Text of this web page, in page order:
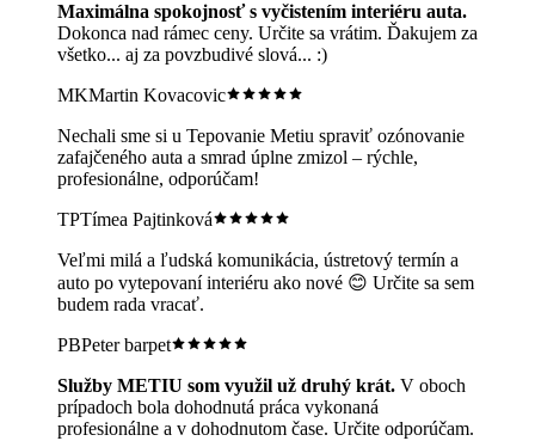
Maximálna spokojnosť s vyčistením interiéru auta.
Dokonca nad rámec ceny. Určite sa vrátim. Ďakujem za
všetko... aj za povzbudivé slová... :)
MKMartin Kovacovic
Nechali sme si u Tepovanie Metiu spraviť ozónovanie
zafajčeného auta a smrad úplne zmizol – rýchle,
profesionálne, odporúčam!
TPTímea Pajtinková
Veľmi milá a ľudská komunikácia, ústretový termín a
auto po vytepovaní interiéru ako nové 😊 Určite sa sem
budem rada vracať.
PBPeter barpet
Služby METIU som využil už druhý krát. V oboch
prípadoch bola dohodnutá práca vykonaná
profesionálne a v dohodnutom čase. Určite odporúčam.